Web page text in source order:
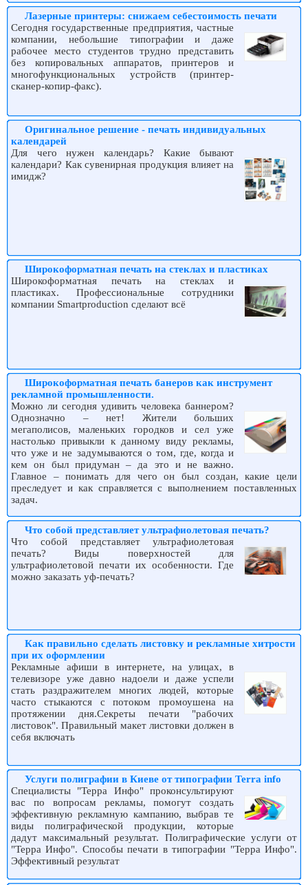
Лазерные принтеры: снижаем себестоимость печати
Сегодня государственные предприятия, частные
компании, небольшие типографии и даже
рабочее место студентов трудно представить
без копировальных аппаратов, принтеров и
многофункциональных устройств (принтер-
сканер-копир-факс).
Оригинальное решение - печать индивидуальных
календарей
Для чего нужен календарь? Какие бывают
календари? Как сувенирная продукция влияет на
имидж?
Широкоформатная печать на стеклах и пластиках
Широкоформатная печать на стеклах и
пластиках. Профессиональные сотрудники
компании Smartproduction сделают всё
Широкоформатная печать банеров как инструмент
рекламной промышленности.
Можно ли сегодня удивить человека баннером?
Однозначно – нет! Жители больших
мегаполисов, маленьких городков и сел уже
настолько привыкли к данному виду рекламы,
что уже и не задумываются о том, где, когда и
кем он был придуман – да это и не важно.
Главное – понимать для чего он был создан, какие цели
преследует и как справляется с выполнением поставленных
задач.
Что собой представляет ультрафиолетовая печать?
Что собой представляет ультрафиолетовая
печать? Виды поверхностей для
ультрафиолетовой печати их особенности. Где
можно заказать уф-печать?
Как правильно сделать листовку и рекламные хитрости
при их оформлении
Рекламные афиши в интернете, на улицах, в
телевизоре уже давно надоели и даже успели
стать раздражителем многих людей, которые
часто стыкаются с потоком промоушена на
протяжении дня.Секреты печати "рабочих
листовок". Правильный макет листовки должен в
себя включать
Услуги полиграфии в Киеве от типографии Terra info
Специалисты "Терра Инфо" проконсультируют
вас по вопросам рекламы, помогут создать
эффективную рекламную кампанию, выбрав те
виды полиграфической продукции, которые
дадут максимальный результат. Полиграфические услуги от
"Терра Инфо". Способы печати в типографии "Терра Инфо".
Эффективный результат